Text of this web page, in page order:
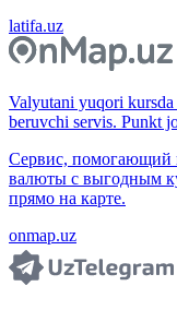
latifa.uz
Valyutani yuqori
beruvchi servis. Punkt
Сервис, помогающий
валюты с выгодным
прямо на карте.
onmap.uz